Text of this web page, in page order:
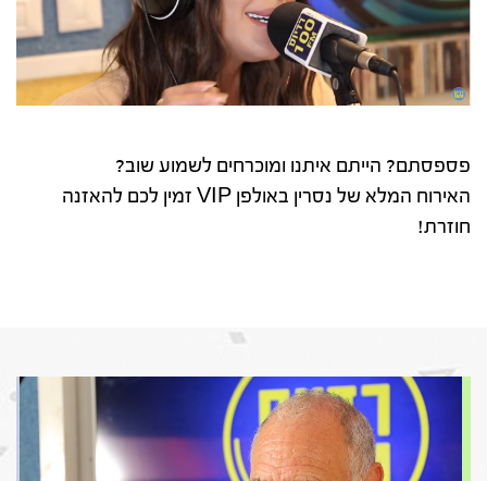
פספסתם? הייתם איתנו ומוכרחים לשמוע שוב?
האירוח המלא של נסרין באולפן VIP זמין לכם להאזנה
חוזרת!